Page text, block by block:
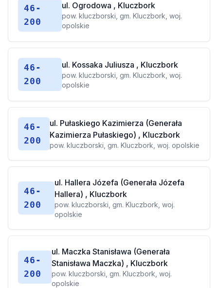
46-
200
ul. Ogrodowa , Kluczbork
pow. kluczborski, gm. Kluczbork, woj.
opolskie
46-
200
ul. Kossaka Juliusza , Kluczbork
pow. kluczborski, gm. Kluczbork, woj.
opolskie
46-
200
ul. Pułaskiego Kazimierza (Generała
Kazimierza Pułaskiego) , Kluczbork
pow. kluczborski, gm. Kluczbork, woj. opolskie
46-
200
ul. Hallera Józefa (Generała Józefa
Hallera) , Kluczbork
pow. kluczborski, gm. Kluczbork, woj.
opolskie
46-
200
ul. Maczka Stanisława (Generała
Stanisława Maczka) , Kluczbork
pow. kluczborski, gm. Kluczbork, woj.
opolskie